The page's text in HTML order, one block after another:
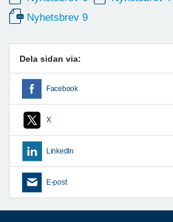
Nyhetsbrev 9
Dela sidan via:
Facebook
X
LinkedIn
E-post